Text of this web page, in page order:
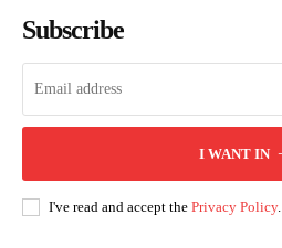
Subscribe
I WANT IN
I've read and accept the Privacy Policy.